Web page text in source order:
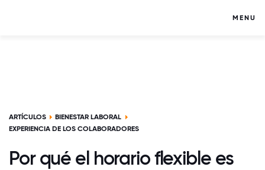
MENU
ARTÍCULOS
BIENESTAR LABORAL
EXPERIENCIA DE LOS COLABORADORES
Por qué el horario flexible es